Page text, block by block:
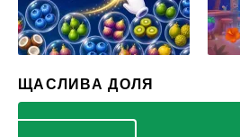
ЩАСЛИВА ДОЛЯ